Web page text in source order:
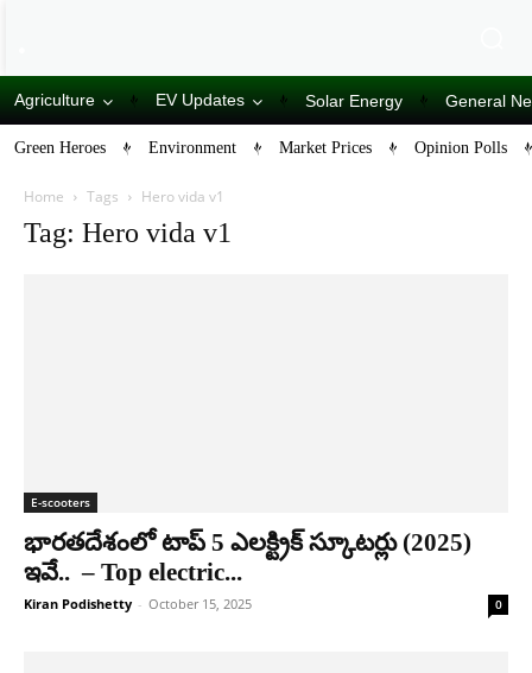
Agriculture EV Updates Solar Energy General
Green Heroes Environment Market Prices Opinion Polls
Home Tags Hero vida v1
Tag: Hero vida v1
E-scooters
భారతదేశంలో టాప్ 5 ఎలక్ట్రిక్ స్కూటర్లు (2025)
ఇవే.. ‌‌ – Top electric...
Kiran Podishetty - October 15, 2025 0